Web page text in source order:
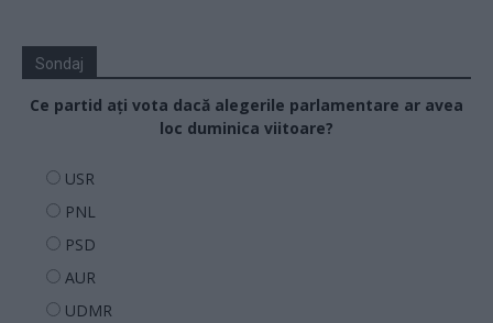
Sondaj
Ce partid ați vota dacă alegerile parlamentare ar avea
loc duminica viitoare?
USR
PNL
PSD
AUR
UDMR